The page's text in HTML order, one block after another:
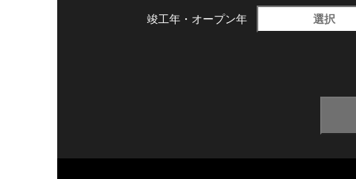
竣工年・ オープン年 選択